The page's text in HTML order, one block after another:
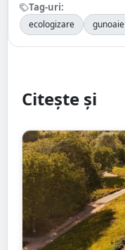
Tag-uri:
ecologizare gunoaie
Citește și